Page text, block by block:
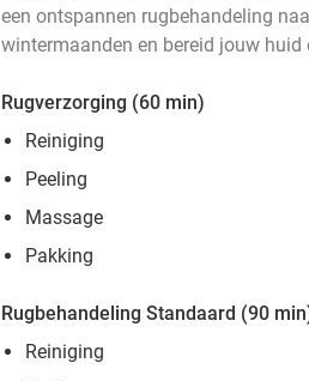
een ontspannen rugbehandeling
wintermaanden en bereid jouw
Rugverzorging (60 min)
Reiniging
Peeling
Massage
Pakking
Rugbehandeling Standaard (90
Reiniging